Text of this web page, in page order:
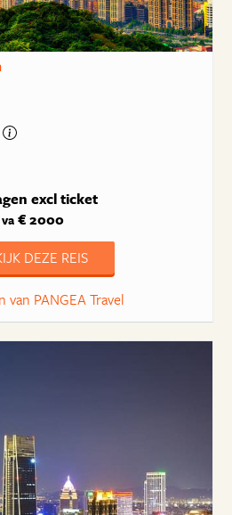
excl ticket
va € 2000
DEZE REIS
van PANGEA Travel